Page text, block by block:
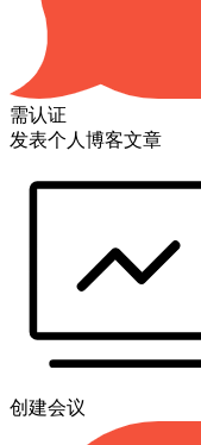
需认证
发表个人博客文章
创建会议